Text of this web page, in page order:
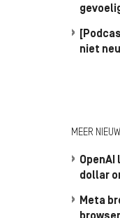
niet
MEER
dollar
Meta